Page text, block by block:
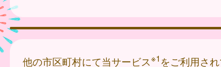
他の市区町村にて当サービス※1 をご利用さ